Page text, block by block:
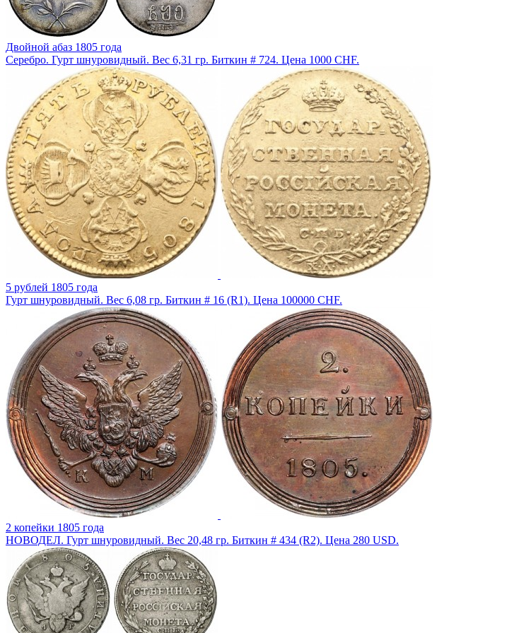
Двойной абаз 1805 года
Серебро. Гурт шнуровидный. Вес 6,31 гр. Биткин # 724. Цена 1000 CHF.
5 рублей 1805 года
Гурт шнуровидный. Вес 6,08 гр. Биткин # 16 (R1). Цена 100000 CHF.
2 копейки 1805 года
НОВОДЕЛ. Гурт шнуровидный. Вес 20,48 гр. Биткин # 434 (R2). Цена 280 USD.